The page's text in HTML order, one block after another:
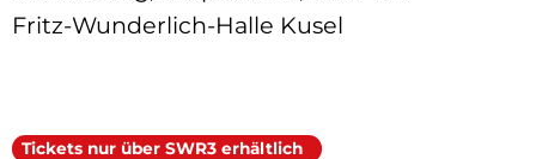
Fritz-Wunderlich-Halle Kusel
Tickets nur über SWR3 erhältlich